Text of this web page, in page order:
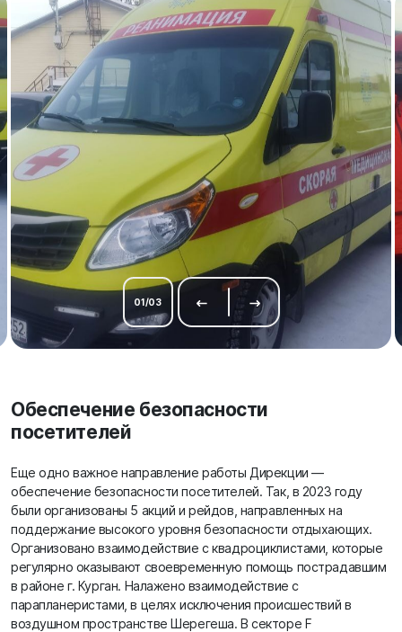
01 /03
Обеспечение безопасности
посетителей
Еще одно важное направление работы Дирекции —
обеспечение безопасности посетителей. Так, в 2023 году
были организованы 5 акций и рейдов, направленных на
поддержание высокого уровня безопасности отдыхающих.
Организовано взаимодействие с квадроциклистами, которые
регулярно оказывают своевременную помощь пострадавшим
в районе г. Курган. Налажено взаимодействие с
парапланеристами, в целях исключения происшествий в
воздушном пространстве Шерегеша. В секторе F